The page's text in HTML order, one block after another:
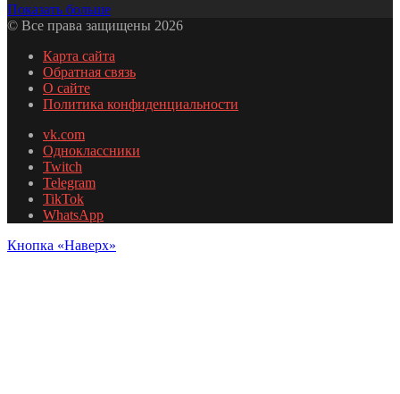
Показать больше
© Все права защищены 2026
Карта сайта
Обратная связь
О сайте
Политика конфиденциальности
vk.com
Одноклассники
Twitch
Telegram
TikTok
WhatsApp
Кнопка «Наверх»